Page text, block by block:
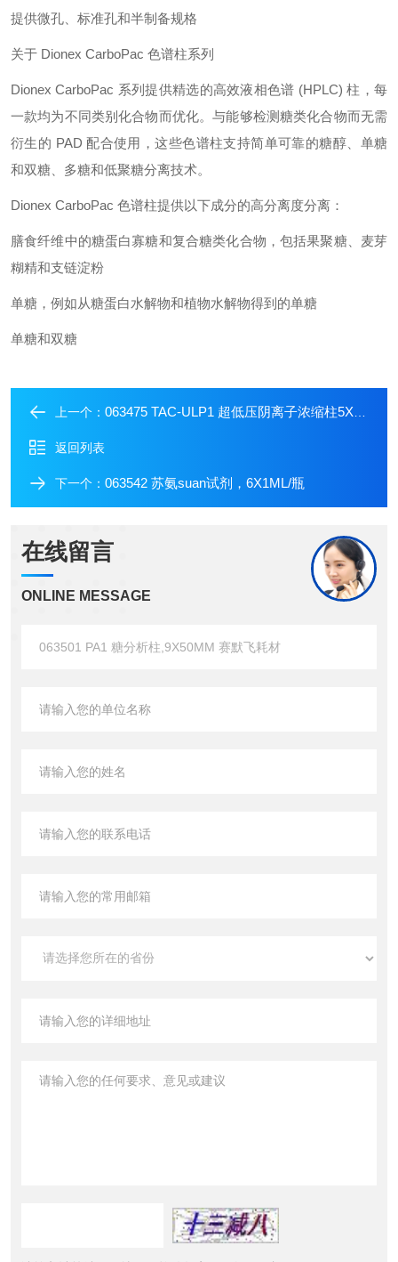
提供微孔、标准孔和半制备规格
关于 Dionex CarboPac 色谱柱系列
Dionex CarboPac 系列提供精选的高效液相色谱 (HPLC) 柱，每
一款均为不同类别化合物而优化。与能够检测糖类化合物而无需
衍生的 PAD 配合使用，这些色谱柱支持简单可靠的糖醇、单糖
和双糖、多糖和低聚糖分离技术。
Dionex CarboPac 色谱柱提供以下成分的高分离度分离：
膳食纤维中的糖蛋白寡糖和复合糖类化合物，包括果聚糖、麦芽
糊精和支链淀粉
单糖，例如从糖蛋白水解物和植物水解物得到的单糖
单糖和双糖
上一个： 063475 TAC-ULP1 超低压阴离子浓缩柱5X23MM
返回列表
下一个： 063542 苏氨suan试剂，6X1ML/瓶
在线留言
ONLINE MESSAGE